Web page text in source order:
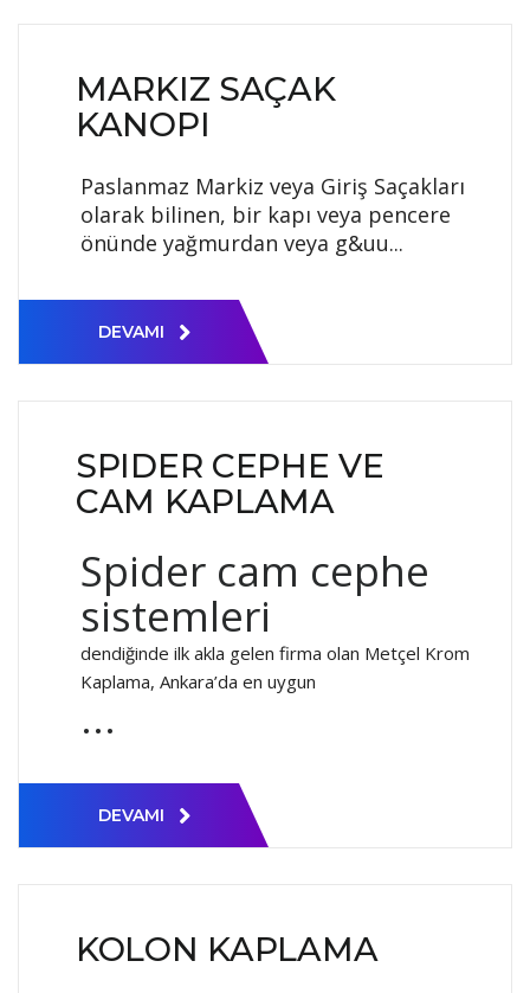
MARKIZ SAÇAK
KANOPI
Paslanmaz Markiz veya Giriş Saçakları
olarak bilinen, bir kapı veya pencere
önünde yağmurdan veya g&uu...
DEVAMI
SPIDER CEPHE VE
CAM KAPLAMA
Spider cam cephe
sistemleri
dendiğinde ilk akla gelen firma olan Metçel Krom
Kaplama, Ankara’da en uygun
...
DEVAMI
KOLON KAPLAMA